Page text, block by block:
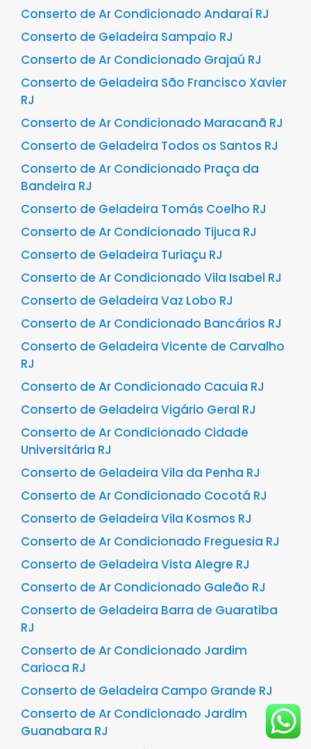
Conserto de Ar Condicionado Andaraí RJ
Conserto de Geladeira Sampaio RJ
Conserto de Ar Condicionado Grajaú RJ
Conserto de Geladeira São Francisco Xavier
RJ
Conserto de Ar Condicionado Maracanã RJ
Conserto de Geladeira Todos os Santos RJ
Conserto de Ar Condicionado Praça da
Bandeira RJ
Conserto de Geladeira Tomás Coelho RJ
Conserto de Ar Condicionado Tijuca RJ
Conserto de Geladeira Turiaçu RJ
Conserto de Ar Condicionado Vila Isabel RJ
Conserto de Geladeira Vaz Lobo RJ
Conserto de Ar Condicionado Bancários RJ
Conserto de Geladeira Vicente de Carvalho
RJ
Conserto de Ar Condicionado Cacuia RJ
Conserto de Geladeira Vigário Geral RJ
Conserto de Ar Condicionado Cidade
Universitária RJ
Conserto de Geladeira Vila da Penha RJ
Conserto de Ar Condicionado Cocotá RJ
Conserto de Geladeira Vila Kosmos RJ
Conserto de Ar Condicionado Freguesia RJ
Conserto de Geladeira Vista Alegre RJ
Conserto de Ar Condicionado Galeão RJ
Conserto de Geladeira Barra de Guaratiba
RJ
Conserto de Ar Condicionado Jardim
Carioca RJ
Conserto de Geladeira Campo Grande RJ
Conserto de Ar Condicionado Jardim
Guanabara RJ